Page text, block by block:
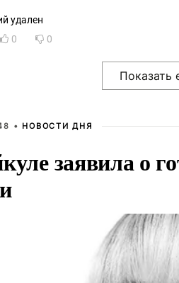
удален
0 0
• НОВОСТИ ДНЯ
заявила о